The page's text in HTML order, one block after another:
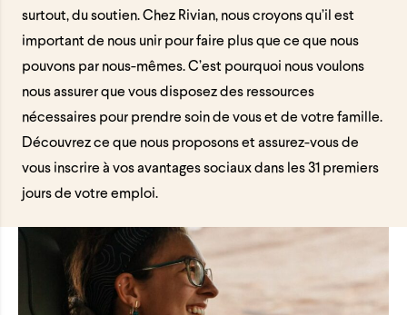
surtout, du soutien. Chez Rivian, nous croyons qu’il est
important de nous unir pour faire plus que ce que nous
pouvons par nous-mêmes. C’est pourquoi nous voulons
nous assurer que vous disposez des ressources
nécessaires pour prendre soin de vous et de votre famille.
Découvrez ce que nous proposons et assurez-vous de
vous inscrire à vos avantages sociaux dans les 31 premiers
jours de votre emploi.